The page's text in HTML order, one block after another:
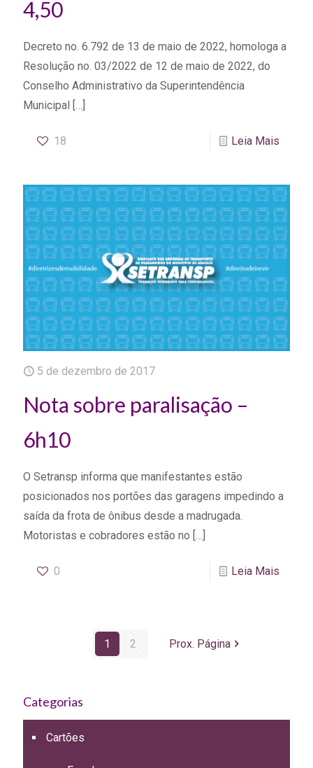
4,50
Decreto no. 6.792 de 13 de maio de 2022, homologa a
Resolução no. 03/2022 de 12 de maio de 2022, do
Conselho Administrativo da Superintendência
Municipal
[…]
18 Leia Mais
5 de dezembro de 2017
Nota sobre paralisação –
6h10
O Setransp informa que manifestantes estão
posicionados nos portões das garagens impedindo a
saída da frota de ônibus desde a madrugada.
Motoristas e cobradores estão no […]
0 Leia Mais
1 2 Prox. Página
Categorias
Cartões